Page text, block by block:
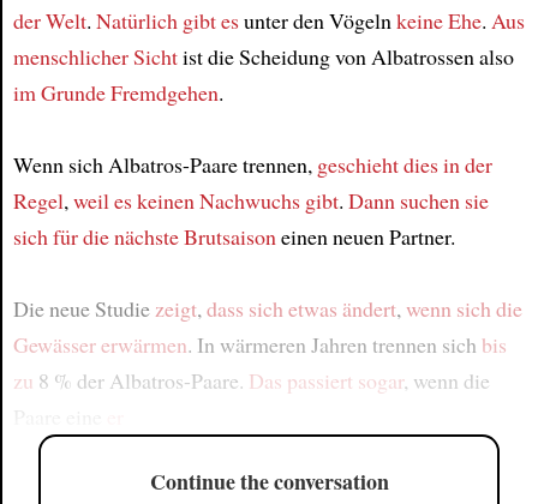
der Welt. Natürlich gibt esunter den Vögelnkeine Ehe. Aus
menschlicher Sichtist die Scheidung von Albatrossen also
im GrundeFremdgehen.
Wenn sich Albatros-Paare trennen, geschieht diesin der
Regel,weil es keinen Nachwuchs gibt. Dann suchen sie
sichfür die nächste Brutsaisoneinen neuen Partner.
Die neue Studiezeigt,dass sich etwas ändert,wenn sich die
Gewässer erwärmen. In wärmeren Jahren trennen sich bis
zu 8 % der Albatros-Paare. Das passiert sogar, wenn die
Continue the conversation